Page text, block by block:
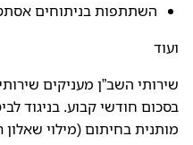
השתתפות בניתוחים
ועוד
שירותי השב”ן מעניקים
בסכום חודשי קבוע. בניגוד
מותנית בחיתום (מילוי